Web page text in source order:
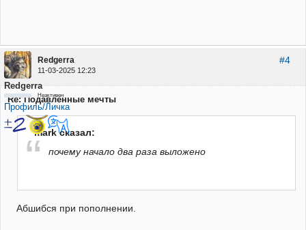
#4
Redgerra
11-03-2025 12:23
Redgerra
Неактивен
Профиль/Личка
Re: Подавленные мечты
mark сказал:
почему начало два раза выложено
Абшибся при пополнении.